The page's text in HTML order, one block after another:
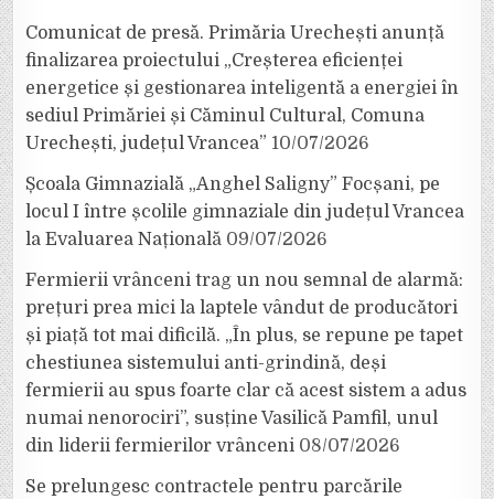
Comunicat de presă. Primăria Urechești anunță
finalizarea proiectului „Creșterea eficienței
energetice și gestionarea inteligentă a energiei în
sediul Primăriei și Căminul Cultural, Comuna
Urechești, județul Vrancea” 10/07/2026
Școala Gimnazială „Anghel Saligny” Focșani, pe
locul I între școlile gimnaziale din județul Vrancea
la Evaluarea Națională 09/07/2026
Fermierii vrânceni trag un nou semnal de alarmă:
prețuri prea mici la laptele vândut de producători
și piață tot mai dificilă. „În plus, se repune pe tapet
chestiunea sistemului anti-grindină, deși
fermierii au spus foarte clar că acest sistem a adus
numai nenorociri”, susține Vasilică Pamfil, unul
din liderii fermierilor vrânceni 08/07/2026
Se prelungesc contractele pentru parcările